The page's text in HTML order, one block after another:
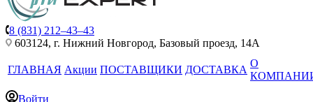
8 (831) 212–43–43
603124, г. Нижний Новгород, Базовый проезд, 14А
ГЛАВНАЯ Акции ПОСТАВЩИКИ ДОСТАВКА
О
Войти